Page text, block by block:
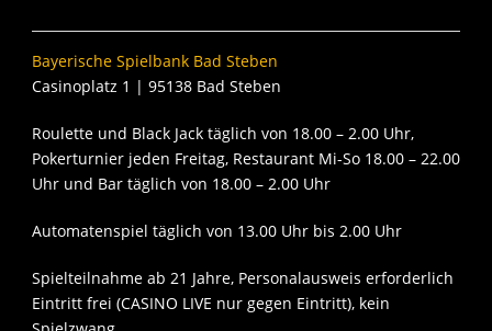
Bayerische Spielbank Bad Steben
Casinoplatz 1 | 95138 Bad Steben
Roulette und Black Jack täglich von 18.00 – 2.00 Uhr,
Pokerturnier jeden Freitag, Restaurant Mi-So 18.00 – 22.00
Uhr und Bar täglich von 18.00 – 2.00 Uhr
Automatenspiel täglich von 13.00 Uhr bis 2.00 Uhr
Spielteilnahme ab 21 Jahre, Personalausweis erforderlich
Eintritt frei (CASINO LIVE nur gegen Eintritt), kein